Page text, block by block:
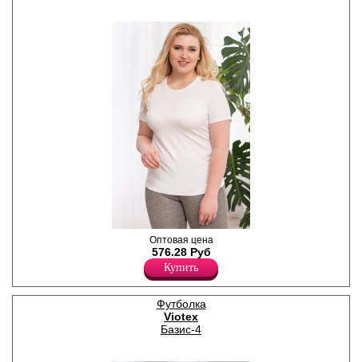
Футболка женская из
трикотажного полотна
кулирка, прямая,
полуприлегающего силуэта,
с короткими втачными
рукавами, круглым вырезом
горловины, однотонная.
Хлопок 95%
Оптовая цена
576.28 Руб
Купить
Футболка
Viotex
Базис-4